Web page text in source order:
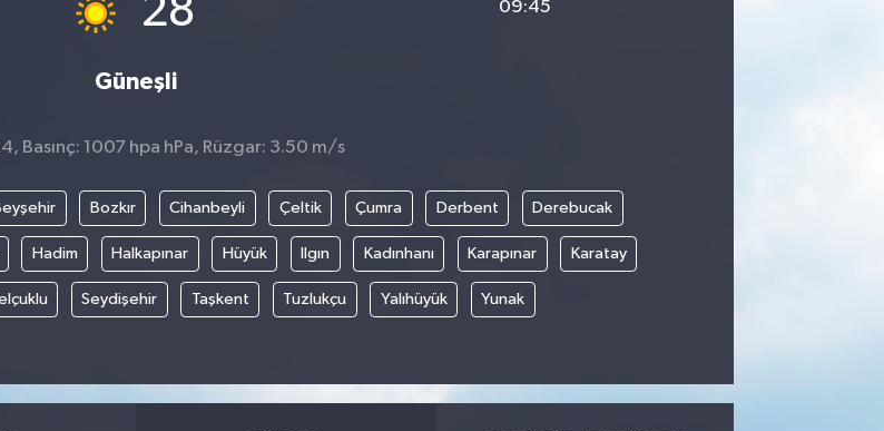
28
Güneşli
09:45
Basınç: 1007 hpa hPa, Rüzgar: 3.50 m/s
Bozkır Cihanbeyli Çeltik Çumra Derbent Derebucak
Hadim Halkapınar Hüyük Ilgın Kadınhanı Karapınar Karatay
Seydişehir Taşkent Tuzlukçu Yalıhüyük Yunak